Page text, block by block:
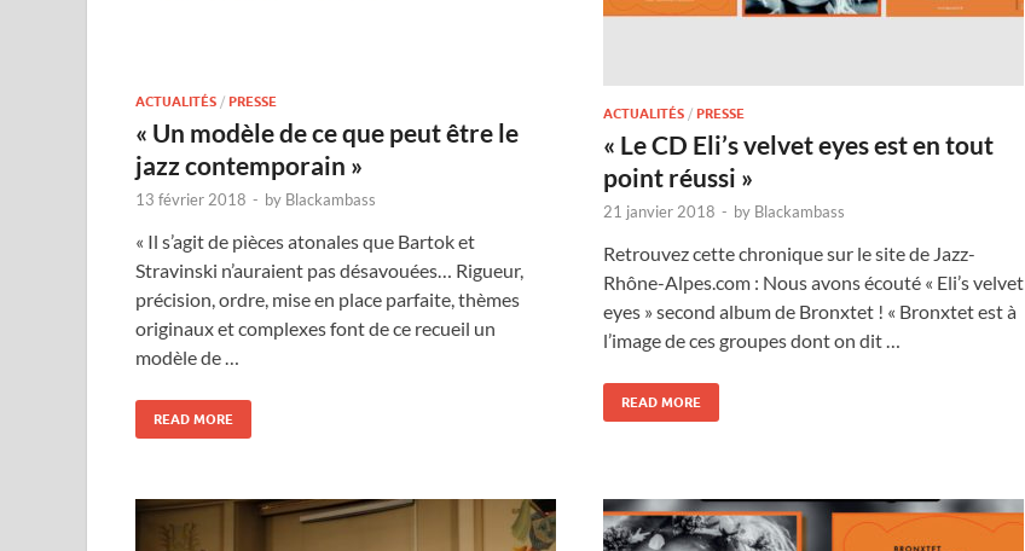
ACTUALITÉS / PRESSE
« Un modèle de ce que peut être le
jazz contemporain »
13 février 2018 - by Blackambass
« Il s’agit de pièces atonales que Bartok et
Stravinski n’auraient pas désavouées… Rigueur,
précision, ordre, mise en place parfaite, thèmes
originaux et complexes font de ce recueil un
modèle de …
READ MORE
ACTUALITÉS / PRESSE
« Le CD Eli’s velvet eyes est en tout
point réussi »
21 janvier 2018 - by Blackambass
Retrouvez cette chronique sur le site de Jazz-
Rhône-Alpes.com : Nous avons écouté « Eli’s velvet
eyes » second album de Bronxtet ! « Bronxtet est à
l’image de ces groupes dont on dit …
READ MORE